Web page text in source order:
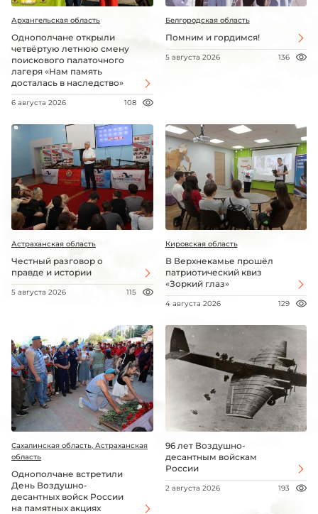
Архангельская область
Однополчане открыли
четвёртую летнюю смену
поискового палаточного
лагеря «Нам память
досталась в наследство»
6 августа 2026 108
Белгородская область
Помним и гордимся!
5 августа 2026 136
Астраханская область
Честный разговор о
правде и истории
5 августа 2026 115
Кировская область
В Верхнекамье прошёл
патриотический квиз
«Зоркий глаз»
4 августа 2026 129
Сахалинская область, Астраханская
область
Однополчане встретили
День Воздушно-
десантных войск России
на памятных акциях
96 лет Воздушно-
десантным войскам
России
2 августа 2026 193